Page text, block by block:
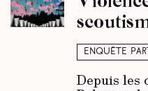
Enquête
Depuis les